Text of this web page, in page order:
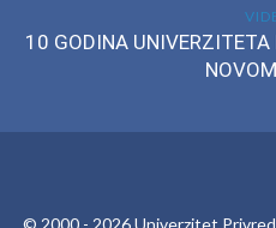
10 GODINA
© 2000 - 2026Univerzitet